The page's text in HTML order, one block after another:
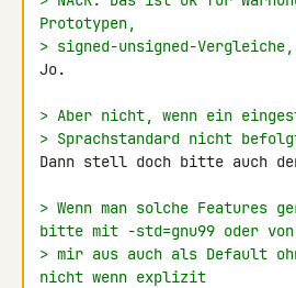
Prototypen,
> signed-unsigned-
Jo.
> Aber nicht, wenn ein
> Sprachstandard nicht
Dann stell doch bitte auch
> Wenn man solche Features
bitte mit -std=gnu99 oder von
> mir aus auch als Default
nicht wenn explizit